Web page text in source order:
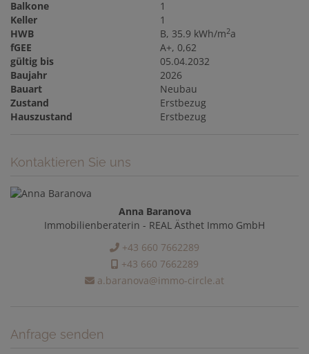
Balkone
1
Keller
1
HWB
B, 35.9 kWh/m2a
fGEE
A+, 0,62
gültig bis
05.04.2032
Baujahr
2026
Bauart
Neubau
Zustand
Erstbezug
Hauszustand
Erstbezug
Kontaktieren Sie uns
Anna Baranova
Immobilienberaterin - REAL Ästhet Immo GmbH
+43 660 7662289
+43 660 7662289
a.baranova@immo-circle.at
Anfrage senden